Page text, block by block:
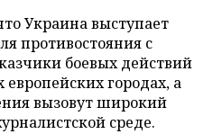
Украина выступает
противостояния с
боевых действий
городах, а
вызовут широкий
среде.